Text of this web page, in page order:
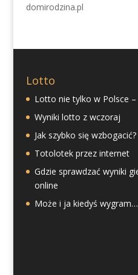
domirodzina.pl
Lotto
Lotto nie tylko w Polsce
Wyniki lotto z wczoraj
Jak szybko się
Totolotek przez internet
Gdzie sprawdzać wyniki
online
Może i ja kiedyś